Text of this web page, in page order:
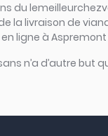
du
la livraison de
ligne à
n’a d’autre